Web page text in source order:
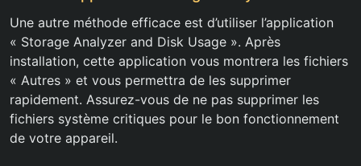
Une autre méthode efficace est d’utiliser l’application
« Storage Analyzer and Disk Usage ». Après
installation, cette application vous montrera les fichiers
« Autres » et vous permettra de les supprimer
rapidement. Assurez-vous de ne pas supprimer les
fichiers système critiques pour le bon fonctionnement
de votre appareil.